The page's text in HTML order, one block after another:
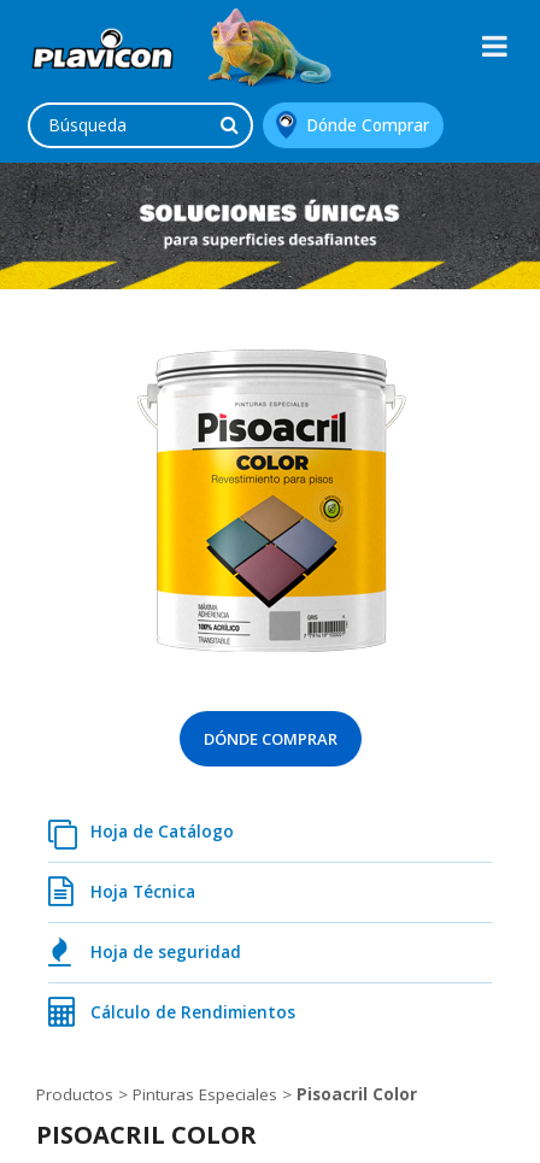
Dónde Comprar
DÓNDE COMPRAR
Hoja de Catálogo
Hoja Técnica
Hoja de seguridad
Cálculo de Rendimientos
Productos > Pinturas Especiales > Pisoacril Color
PISOACRIL COLOR